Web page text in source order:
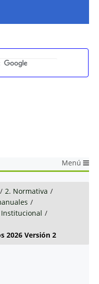
Menú
/ 2. Normativa /
/
/
2026 Versión 2